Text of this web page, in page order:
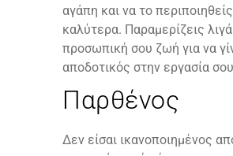
αγάπη και να το περιποιηθείς
καλύτερα. Παραμερίζεις
προσωπική σου ζωή για να
αποδοτικός στην εργασία
Παρθένος
Δεν είσαι ικανοποιημένος